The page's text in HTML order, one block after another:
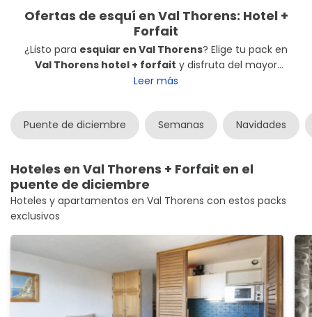
Ofertas de esquí en Val Thorens: Hotel +
Forfait
¿Listo para esquiar en Val Thorens? Elige tu pack en
Val Thorens hotel + forfait y disfruta del mayor
dominio esquiable del planeta con nuestras ofertas
Leer más
Puente de diciembre Semanas Navidades
Hoteles en Val Thorens + Forfait en el
puente de diciembre
Hoteles y apartamentos en Val Thorens con estos packs
exclusivos